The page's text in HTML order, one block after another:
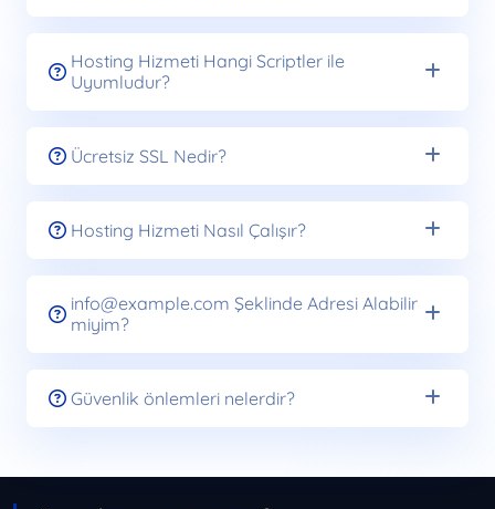
Hosting Hizmeti Hangi Scriptler ile
Uyumludur?
Ücretsiz SSL Nedir?
Hosting Hizmeti Nasıl Çalışır?
info@example.com Şeklinde Adresi Alabilir
miyim?
Güvenlik önlemleri nelerdir?